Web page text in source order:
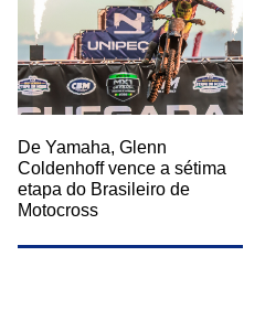
De Yamaha, Glenn
Coldenhoff vence a sétima
etapa do Brasileiro de
Motocross